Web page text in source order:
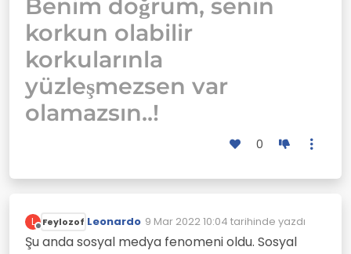
Benim doğrum, senin
korkun olabilir
korkularınla
yüzleşmezsen var
olamazsın..!
0
L
Çevrimdışı
Feylozof Leonardo 9 Mar 2022 10:04 tarihinde yazdı
Son düzenleyen:
Şu anda sosyal medya fenomeni oldu. Sosyal